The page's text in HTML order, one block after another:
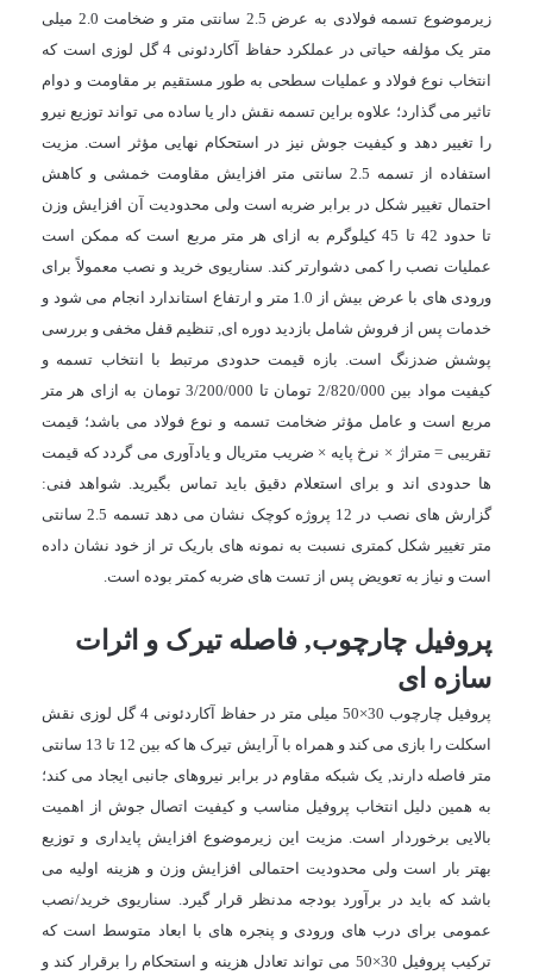
زیرموضوع تسمه فولادی به عرض 2.5 سانتی متر و ضخامت 2.0 میلی
متر یک مؤلفه حیاتی در عملکرد حفاظ آکاردئونی 4 گل لوزی است که
انتخاب نوع فولاد و عملیات سطحی به طور مستقیم بر مقاومت و دوام
تاثیر می گذارد؛ علاوه براین تسمه نقش دار یا ساده می تواند توزیع نیرو
را تغییر دهد و کیفیت جوش نیز در استحکام نهایی مؤثر است. مزیت
استفاده از تسمه 2.5 سانتی متر افزایش مقاومت خمشی و کاهش
احتمال تغییر شکل در برابر ضربه است ولی محدودیت آن افزایش وزن
تا حدود 42 تا 45 کیلوگرم به ازای هر متر مربع است که ممکن است
عملیات نصب را کمی دشوارتر کند. سناریوی خرید و نصب معمولاً برای
ورودی های با عرض بیش از 1.0 متر و ارتفاع استاندارد انجام می شود و
خدمات پس از فروش شامل بازدید دوره ای, تنظیم قفل مخفی و بررسی
پوشش ضدزنگ است. بازه قیمت حدودی مرتبط با انتخاب تسمه و
کیفیت مواد بین 2/820/000 تومان تا 3/200/000تومان به ازای هر متر
مربع است و عامل مؤثر ضخامت تسمه و نوع فولاد می باشد؛ قیمت
تقریبی = متراژ × نرخ پایه × ضریب متریال و یادآوری می گردد که قیمت
ها حدودی اند و برای استعلام دقیق باید تماس بگیرید. شواهد فنی:
گزارش های نصب در 12 پروژه کوچک نشان می دهد تسمه 2.5 سانتی
متر تغییر شکل کمتری نسبت به نمونه های باریک تر از خود نشان داده
است و نیاز به تعویض پس از تست های ضربه کمتر بوده است.
پروفیل چارچوب, فاصله تیرک و اثرات
سازه ای
پروفیل چارچوب 30×50 میلی متر در حفاظ آکاردئونی 4 گل لوزی نقش
اسکلت را بازی می کند و همراه با آرایش تیرک ها که بین 12 تا 13 سانتی
متر فاصله دارند, یک شبکه مقاوم در برابر نیروهای جانبی ایجاد می کند؛
به همین دلیل انتخاب پروفیل مناسب و کیفیت اتصال جوش از اهمیت
بالایی برخوردار است. مزیت این زیرموضوع افزایش پایداری و توزیع
بهتر بار است ولی محدودیت احتمالی افزایش وزن و هزینه اولیه می
باشد که باید در برآورد بودجه مدنظر قرار گیرد. سناریوی خرید/نصب
عمومی برای درب های ورودی و پنجره های با ابعاد متوسط است که
ترکیب پروفیل 30×50 می تواند تعادل هزینه و استحکام را برقرار کند و